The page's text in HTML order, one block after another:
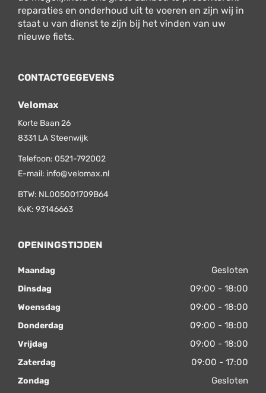
reparaties en onderhoud uit te voeren en zijn wij in
staat u van dienst te zijn bij het vinden van uw
nieuwe fiets.
CONTACTGEGEVENS
Velomax
Korte Baan 26
8331 LA Steenwijk
Telefoon: 0521-792002
E-mail: info@velomax.nl
BTW: NL005001709B64
KvK: 93146663
OPENINGSTIJDEN
Maandag Gesloten
Dinsdag 09:00 - 18:00
Woensdag 09:00 - 18:00
Donderdag 09:00 - 18:00
Vrijdag 09:00 - 18:00
Zaterdag 09:00 - 17:00
Zondag Gesloten